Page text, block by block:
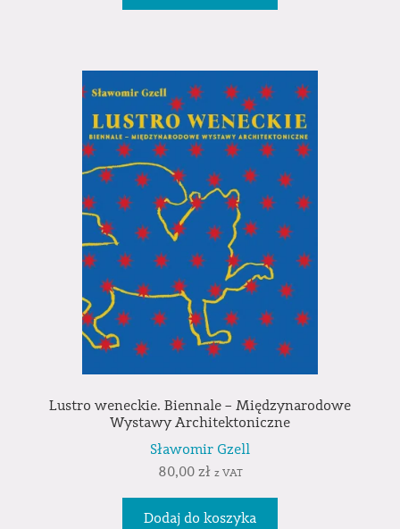
Lustro weneckie. Biennale – Międzynarodowe
Wystawy Architektoniczne
Sławomir Gzell
80,00 zł z VAT
Dodaj do koszyka